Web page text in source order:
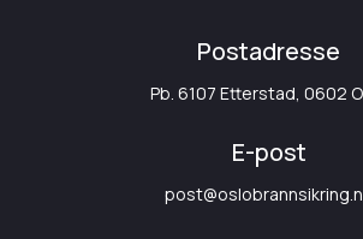
Postadresse
Pb. 6107 Etterstad, 0602
E-post